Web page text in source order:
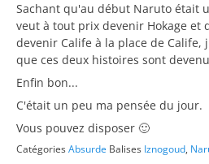
Sachant qu'au début Naruto était
veut à tout prix devenir Hokage et
devenir Calife à la place de
que ces deux histoires sont
Enfin bon...
C'était un peu ma pensée du jour.
Vous pouvez disposer 🙂
CatégoriesAbsurde Balises Iznogoud,